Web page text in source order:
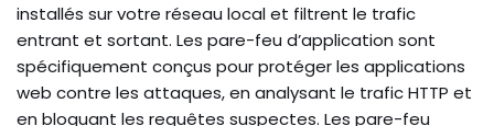
installés sur votre réseau local et filtrent le trafic
entrant et sortant. Les pare-feu d’application sont
spécifiquement conçus pour protéger les applications
web contre les attaques, en analysant le trafic HTTP et
en bloquant les requêtes suspectes. Les pare-feu